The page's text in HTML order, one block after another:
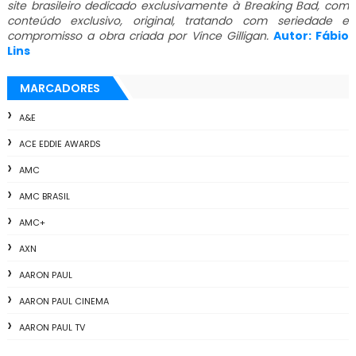
site brasileiro dedicado exclusivamente à Breaking Bad, com
conteúdo exclusivo, original, tratando com seriedade e
compromisso a obra criada por Vince Gilligan. Autor: Fábio
Lins
MARCADORES
A&E
ACE EDDIE AWARDS
AMC
AMC BRASIL
AMC+
AXN
AARON PAUL
AARON PAUL CINEMA
AARON PAUL TV